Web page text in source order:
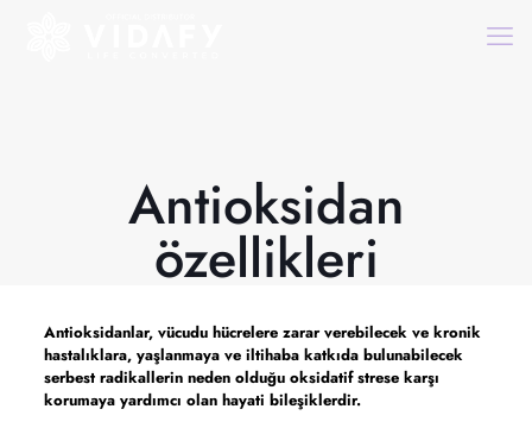
Antioksidan
özellikleri
Antioksidanlar, vücudu hücrelere zarar verebilecek ve kronik
hastalıklara, yaşlanmaya ve iltihaba katkıda bulunabilecek
serbest radikallerin neden olduğu oksidatif strese karşı
korumaya yardımcı olan hayati bileşiklerdir.